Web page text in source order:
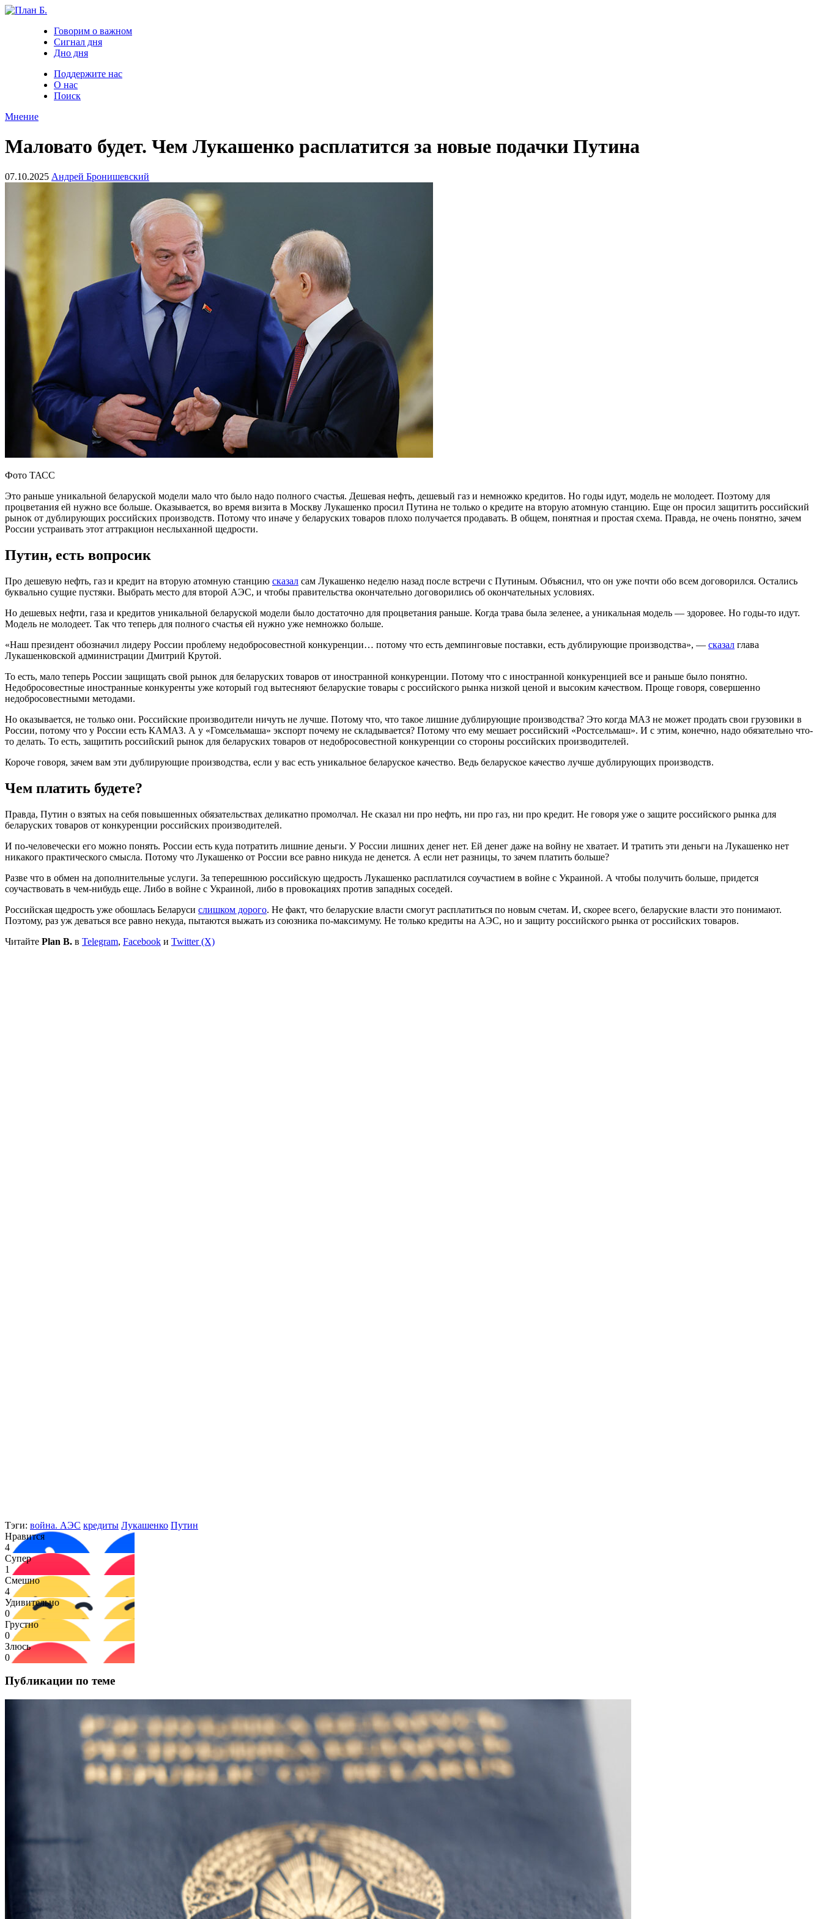
Говорим о важном
Сигнал дня
Дно дня
Поддержите нас
О нас
Поиск
Мнение
Маловато будет. Чем Лукашенко расплатится за новые подачки Путина
07.10.2025 Андрей Бронишевский
Фото ТАСС
Это раньше уникальной беларуской модели мало что было надо полного счастья. Дешевая нефть, дешевый газ и немножко кредитов. Но годы идут, модель не молодеет. Поэтому для
процветания ей нужно все больше. Оказывается, во время визита в Москву Лукашенко просил Путина не только о кредите на вторую атомную станцию. Еще он просил защитить российский
рынок от дублирующих российских производств. Потому что иначе у беларуских товаров плохо получается продавать. В общем, понятная и простая схема. Правда, не очень понятно, зачем
России устраивать этот аттракцион неслыханной щедрости.
Путин, есть вопросик
Про дешевую нефть, газ и кредит на вторую атомную станцию сказал сам Лукашенко неделю назад после встречи с Путиным. Объяснил, что он уже почти обо всем договорился. Остались
буквально сущие пустяки. Выбрать место для второй АЭС, и чтобы правительства окончательно договорились об окончательных условиях.
Но дешевых нефти, газа и кредитов уникальной беларуской модели было достаточно для процветания раньше. Когда трава была зеленее, а уникальная модель — здоровее. Но годы-то идут.
Модель не молодеет. Так что теперь для полного счастья ей нужно уже немножко больше.
«Наш президент обозначил лидеру России проблему недобросовестной конкуренции… потому что есть демпинговые поставки, есть дублирующие производства», — сказал глава
Лукашенковской администрации Дмитрий Крутой.
То есть, мало теперь России защищать свой рынок для беларуских товаров от иностранной конкуренции. Потому что с иностранной конкуренцией все и раньше было понятно.
Недобросовестные иностранные конкуренты уже который год вытесняют беларуские товары с российского рынка низкой ценой и высоким качеством. Проще говоря, совершенно
недобросовестными методами.
Но оказывается, не только они. Российские производители ничуть не лучше. Потому что, что такое лишние дублирующие производства? Это когда МАЗ не может продать свои грузовики в
России, потому что у России есть КАМАЗ. А у «Гомсельмаша» экспорт почему не складывается? Потому что ему мешает российский «Ростсельмаш». И с этим, конечно, надо обязательно что-
то делать. То есть, защитить российский рынок для беларуских товаров от недобросовестной конкуренции со стороны российских производителей.
Короче говоря, зачем вам эти дублирующие производства, если у вас есть уникальное беларуское качество. Ведь беларуское качество лучше дублирующих производств.
Чем платить будете?
Правда, Путин о взятых на себя повышенных обязательствах деликатно промолчал. Не сказал ни про нефть, ни про газ, ни про кредит. Не говоря уже о защите российского рынка для
беларуских товаров от конкуренции российских производителей.
И по-человечески его можно понять. России есть куда потратить лишние деньги. У России лишних денег нет. Ей денег даже на войну не хватает. И тратить эти деньги на Лукашенко нет
никакого практического смысла. Потому что Лукашенко от России все равно никуда не денется. А если нет разницы, то зачем платить больше?
Разве что в обмен на дополнительные услуги. За теперешнюю российскую щедрость Лукашенко расплатился соучастием в войне с Украиной. А чтобы получить больше, придется
соучаствовать в чем-нибудь еще. Либо в войне с Украиной, либо в провокациях против западных соседей.
Российская щедрость уже обошлась Беларуси слишком дорого. Не факт, что беларуские власти смогут расплатиться по новым счетам. И, скорее всего, беларуские власти это понимают.
Поэтому, раз уж деваться все равно некуда, пытаются выжать из союзника по-максимуму. Не только кредиты на АЭС, но и защиту российского рынка от российских товаров.
Читайте Plan B. в Telegram, Facebook и Twitter (X)
Тэги: война. АЭС кредиты Лукашенко Путин
Нравится
4
Супер
1
Смешно
4
Удивительно
0
Грустно
0
Злюсь
0
Публикации по теме